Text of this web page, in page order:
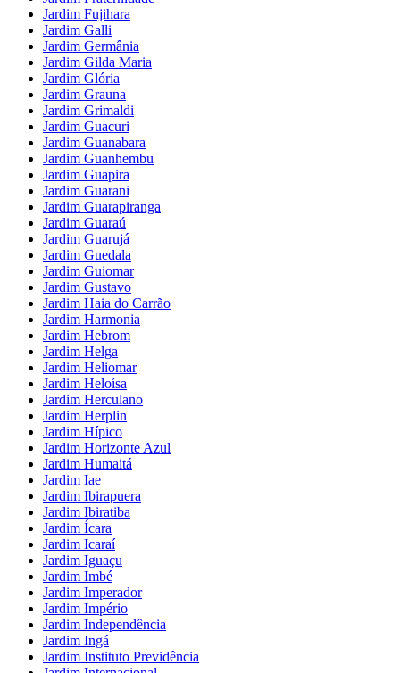
Jardim Fujihara
Jardim Galli
Jardim Germânia
Jardim Gilda Maria
Jardim Glória
Jardim Grauna
Jardim Grimaldi
Jardim Guacuri
Jardim Guanabara
Jardim Guanhembu
Jardim Guapira
Jardim Guarani
Jardim Guarapiranga
Jardim Guaraú
Jardim Guarujá
Jardim Guedala
Jardim Guiomar
Jardim Gustavo
Jardim Haia do Carrão
Jardim Harmonia
Jardim Hebrom
Jardim Helga
Jardim Heliomar
Jardim Heloísa
Jardim Herculano
Jardim Herplin
Jardim Hípico
Jardim Horizonte Azul
Jardim Humaitá
Jardim Iae
Jardim Ibirapuera
Jardim Ibiratiba
Jardim Ícara
Jardim Icaraí
Jardim Iguaçu
Jardim Imbé
Jardim Imperador
Jardim Império
Jardim Independência
Jardim Ingá
Jardim Instituto Previdência